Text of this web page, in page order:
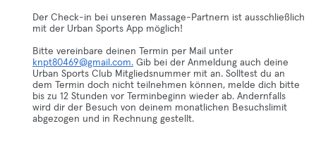
Der Check-in bei unseren Massage-Partnern ist ausschließlich
mit der Urban Sports App möglich!
Bitte vereinbare deinen Termin per Mail unter
knpt80469@gmail.com. Gib bei der Anmeldung auch deine
Urban Sports Club Mitgliedsnummer mit an. Solltest du an
dem Termin doch nicht teilnehmen können, melde dich bitte
bis zu 12 Stunden vor Terminbeginn wieder ab. Andernfalls
wird dir der Besuch von deinem monatlichen Besuchslimit
abgezogen und in Rechnung gestellt.